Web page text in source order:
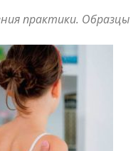
практики.